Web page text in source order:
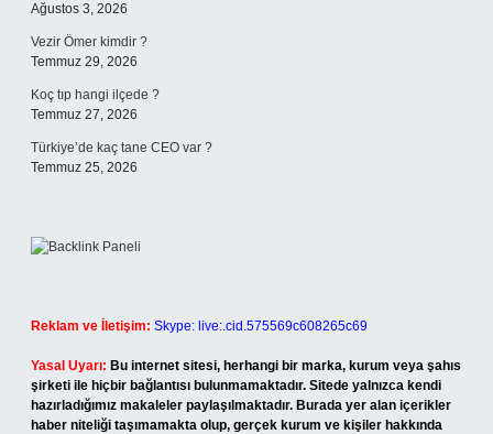
Ağustos 3, 2026
Vezir Ömer kimdir ?
Temmuz 29, 2026
Koç tıp hangi ilçede ?
Temmuz 27, 2026
Türkiye’de kaç tane CEO var ?
Temmuz 25, 2026
Reklam ve İletişim: Skype: live:.cid.575569c608265c69
Yasal Uyarı: Bu internet sitesi, herhangi bir marka, kurum veya şahıs
şirketi ile hiçbir bağlantısı bulunmamaktadır. Sitede yalnızca kendi
hazırladığımız makaleler paylaşılmaktadır. Burada yer alan içerikler
haber niteliği taşımamakta olup, gerçek kurum ve kişiler hakkında